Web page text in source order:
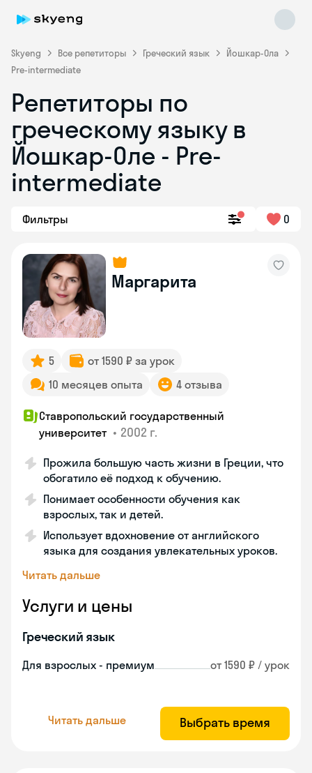
Skyeng Все репетиторы Греческий язык
Йошкар-Ола
Pre-intermediate
Репетиторы по
греческому языку в
Йошкар-Оле - Pre-
intermediate
Фильтры 0
Маргарита
5
от 1590 ₽ за урок
10 месяцев опыта
4 отзыва
Ставропольский государственный
университет • 2002 г.
Прожила большую часть жизни в Греции, что
обогатило её подход к обучению.
Понимает особенности обучения как
взрослых, так и детей.
Использует вдохновение от английского
языка для создания увлекательных уроков.
Читать дальше
Услуги и цены
Греческий язык
Для взрослых - премиум от 1590 ₽ / урок
Читать дальше Выбрать время
Skyeng Chat
online